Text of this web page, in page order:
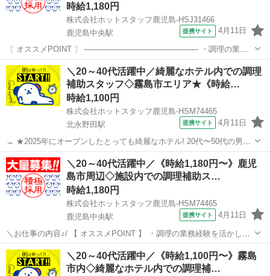
時給1,180円
株式会社ホットスタッフ鹿児島-HSJ31466
鹿児島中央駅
提携サイト 4月11日
〔 オススメPOINT 〕 ───────────────────── ・調理の業務
経験を活かしてガッツリ稼げます! ・初日から超高時給1180円スター
トをお約束 ・スグに働きたい方もぜひご相談ください! ・資格不問!
経...
鹿児島 鹿児島中央駅 キッチン
＼20～40代活躍中／綺麗なホテル内での調理
補助スタッフ◇霧島市エリア★《時給…
時給1,100円
株式会社ホットスタッフ鹿児島-HSM74465
北永野田駅
提携サイト 4月11日
→ ★2025年にオープンしたとっても綺麗なホテル! 20代〜50代の男女
スタッフさんが大活躍中です◎ 家事の延長でも働けちゃうので未経験
の方も歓迎! → 入社前に職場見学へも行くことができます♪ 少しでも
気になる方...
鹿児島 北永野田駅 キッチン
＼20～40代活躍中／《時給1,180円〜》鹿児
島市周辺◇施設内での調理補助ス…
時給1,180円
株式会社ホットスタッフ鹿児島-HSM74465
鹿児島中央駅
提携サイト 4月11日
＼お仕事の内容♪/ 【 オススメPOINT 】 ・調理の業務経験を活かして
ガッツリ稼げます! ・初日から超高時給1180円スタートをお約束 ・ス
グに働きたい方もぜひご相談ください! ・資格不問!経験ゼロからスタ
ートできま...
鹿児島 鹿児島中央駅 キッチン
＼20～40代活躍中／《時給1,100円〜》霧島
市内◇綺麗なホテル内での調理補…